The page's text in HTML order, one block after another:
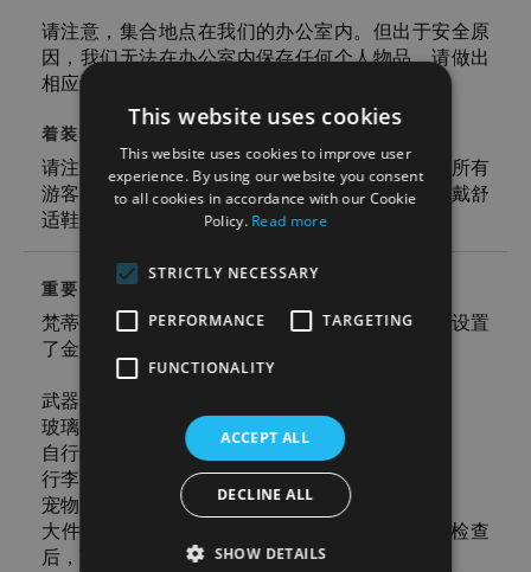
请注意，集合地点在我们的办公室内。但出于安全原
因，我们无法在办公室内保存任何个人物品，请做出
相应计划安排。
着装规范
请注意，西斯廷教堂全年遵守严格的着装要求。所有
游客不能露肩，裤子/裙子必须达到膝盖。确保穿戴舒
适鞋履！
重要信息
梵蒂冈施行严格的安保限制。大多数景点入口均设置
了金属探测器，因此严禁携带以下物品：
武器和钝器（刀、长伞等）
玻璃瓶、气溶胶喷雾和酒
自行车、冰鞋和 segways 代步车
行李
宠物
大件箱包不允许进入梵蒂冈。您通过金属探测检查
后，可享受梵蒂冈免费寄物服务。
This website uses cookies
This website uses cookies to improve user
experience. By using our website you consent
to all cookies in accordance with our Cookie
Policy. Read more
STRICTLY NECESSARY
PERFORMANCE TARGETING
FUNCTIONALITY
ACCEPT ALL
DECLINE ALL
SHOW DETAILS